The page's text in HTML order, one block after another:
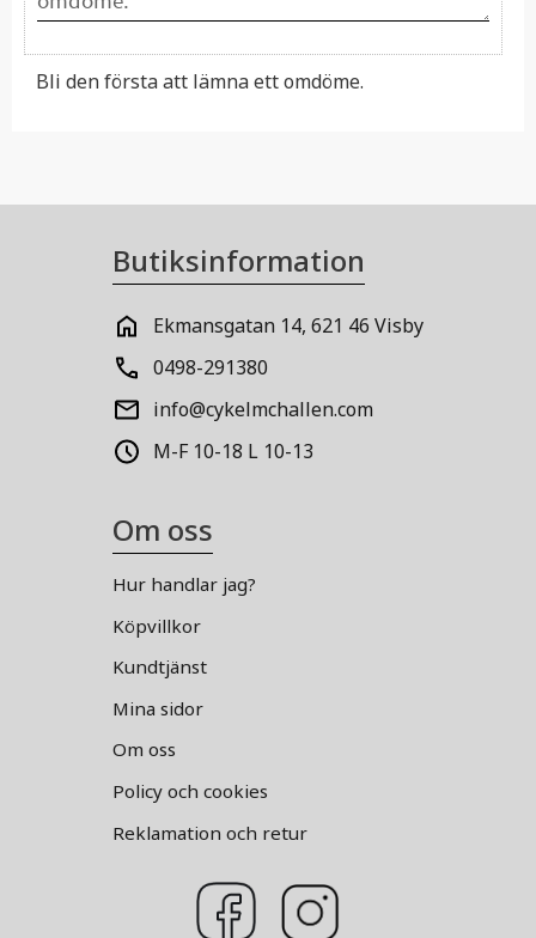
Bli den första att lämna ett omdöme.
Butiksinformation
Ekmansgatan 14, 621 46 Visby
0498-291380
info@cykelmchallen.com
M-F 10-18 L 10-13
Om oss
Hur handlar jag?
Köpvillkor
Kundtjänst
Mina sidor
Om oss
Policy och cookies
Reklamation och retur